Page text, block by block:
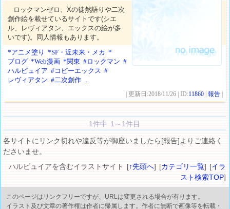
ロックマンゼロ、Xの徒然語りや二次
創作絵を載せているサイトです(シエ
ル、レヴィアタン、エックスの絵が多
いです)。同人情報もあります。
*アニメ塗り
*SF・近未来・メカ *
ブログ *Web漫画 *関東 #ロックマン #
ハルピュイア #コピーエックス #
レヴィアタン #二次創作 ...
| 更新日:2018/11/26 | ID:11860 |報告
1件中 1～1件目
各サイトにリンク切れや違反等が御座いましたら[報告]よりご連絡く
ださいませ。
ハルピュイアを含むイラストサイト [↑先頭へ] [カテゴリ一覧] [イラ
スト検索TOP]
このページはリンクフリーですが、URLは変更される場合が有ります。
イラスト及び文章の著作権は作者に帰属します。作者に無断で画像等を転載・